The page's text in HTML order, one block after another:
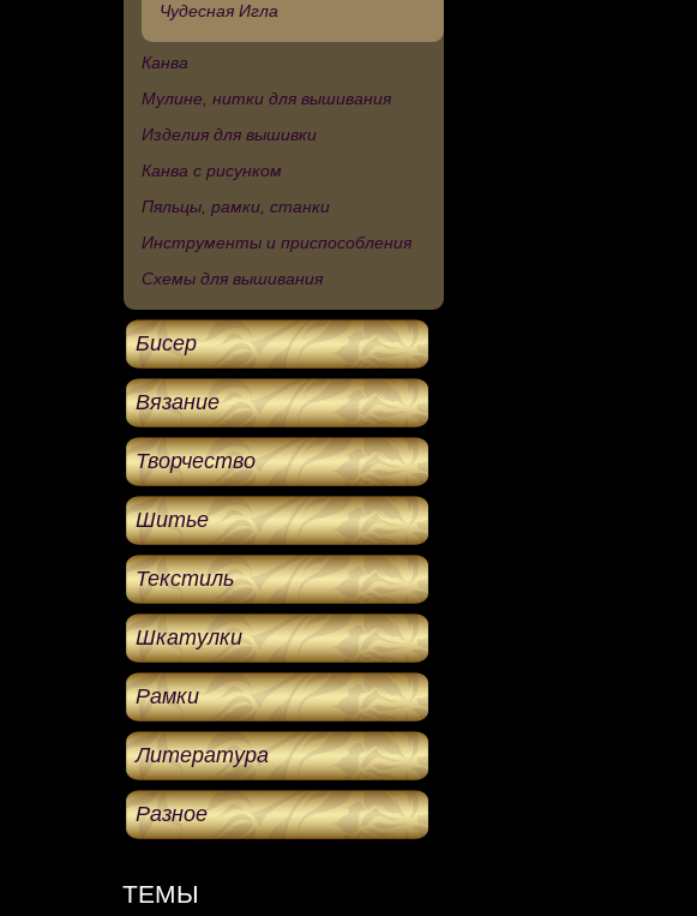
Чудесная Игла
Канва
Мулине, нитки для вышивания
Изделия для вышивки
Канва с рисунком
Пяльцы, рамки, станки
Инструменты и приспособления
Схемы для вышивания
Бисер
Вязание
Творчество
Шитье
Текстиль
Шкатулки
Рамки
Литература
Разное
ТЕМЫ